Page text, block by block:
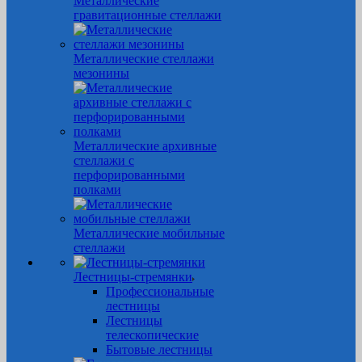
гравитационные стеллажи
Металлические стеллажи
мезонины
Металлические архивные
стеллажи с
перфорированными
полками
Металлические мобильные
стеллажи
Лестницы-стремянки
Профессиональные
лестницы
Лестницы
телескопические
Бытовые лестницы